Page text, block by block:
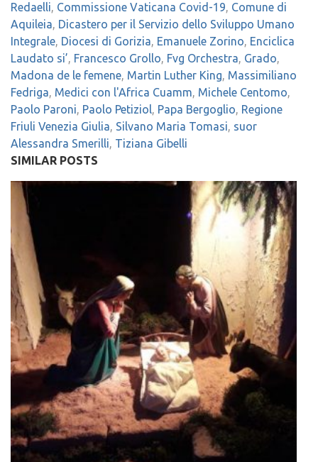
Redaelli, Commissione Vaticana Covid-19, Comune di
Aquileia, Dicastero per il Servizio dello Sviluppo Umano
Integrale, Diocesi di Gorizia, Emanuele Zorino, Enciclica
Laudato si’, Francesco Grollo, Fvg Orchestra, Grado,
Madona de le femene, Martin Luther King, Massimiliano
Fedriga, Medici con l'Africa Cuamm, Michele Centomo,
Paolo Paroni, Paolo Petiziol, Papa Bergoglio, Regione
Friuli Venezia Giulia, Silvano Maria Tomasi, suor
Alessandra Smerilli, Tiziana Gibelli
SIMILAR POSTS